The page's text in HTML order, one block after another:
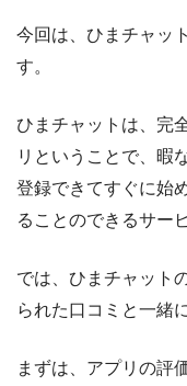
今回は、ひまチャッ
す。
ひまチャットは、完
リということで、暇
登録できてすぐに始
ることのできるサー
では、ひまチャット
られた口コミと一緒
まずは、アプリの評